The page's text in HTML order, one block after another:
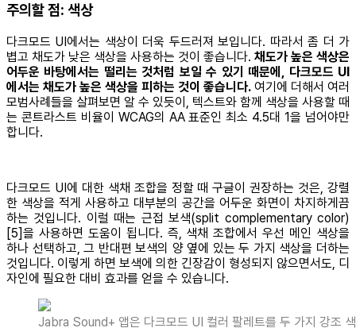
주의할 점: 색상
다크모드 UI에서는 색상이 더욱 두드러져 보입니다. 따라서 좀 더 가
볍고 채도가 낮은 색상을 사용하는 것이 좋습니다. 채도가 높은 색상은
어두운 바탕에서는 떨리는 것처럼 보일 수 있기 때문에, 다크모드 UI
에서는 채도가 높은 색상을 피하는 것이 좋습니다. 여기에 더해서 여러
모범사례들을 살펴보면 알 수 있듯이, 텍스트와 함께 색상을 사용할 때
는 콘트라스트 비율이 WCAG의 AA 표준인 최소 4.5대 1을 넘어야만
합니다.
다크모드 UI에 대한 색채 조합을 정할 때 구글이 권장하는 것은, 강렬
한 색상을 적게 사용하고 대부분의 공간을 어두운 화면이 차지하게끔
하는 것입니다. 이럴 때는 근접 보색(split complementary color)
[5]을 사용하면 도움이 됩니다. 즉, 색채 조합에서 우선 메인 색상을
하나 선택하고, 그 반대편 보색의 양 옆에 있는 두 가지 색상을 더하는
것입니다. 이렇게 하면 보색에 의한 긴장감이 형성되지 않으면서도, 디
자인에 필요한 대비 효과를 얻을 수 있습니다.
Jabra Sound+ 앱은 다크모드 UI 컬러 팔레트를 두 가지 강조